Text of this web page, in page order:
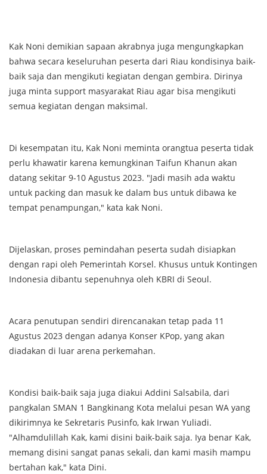
Kak Noni demikian sapaan akrabnya juga mengungkapkan
bahwa secara keseluruhan peserta dari Riau kondisinya baik-
baik saja dan mengikuti kegiatan dengan gembira. Dirinya
juga minta support masyarakat Riau agar bisa mengikuti
semua kegiatan dengan maksimal.
Di kesempatan itu, Kak Noni meminta orangtua peserta tidak
perlu khawatir karena kemungkinan Taifun Khanun akan
datang sekitar 9-10 Agustus 2023. "Jadi masih ada waktu
untuk packing dan masuk ke dalam bus untuk dibawa ke
tempat penampungan," kata kak Noni.
Dijelaskan, proses pemindahan peserta sudah disiapkan
dengan rapi oleh Pemerintah Korsel. Khusus untuk Kontingen
Indonesia dibantu sepenuhnya oleh KBRI di Seoul.
Acara penutupan sendiri direncanakan tetap pada 11
Agustus 2023 dengan adanya Konser KPop, yang akan
diadakan di luar arena perkemahan.
Kondisi baik-baik saja juga diakui Addini Salsabila, dari
pangkalan SMAN 1 Bangkinang Kota melalui pesan WA yang
dikirimnya ke Sekretaris Pusinfo, kak Irwan Yuliadi.
"Alhamdulillah Kak, kami disini baik-baik saja. Iya benar Kak,
memang disini sangat panas sekali, dan kami masih mampu
bertahan kak," kata Dini.